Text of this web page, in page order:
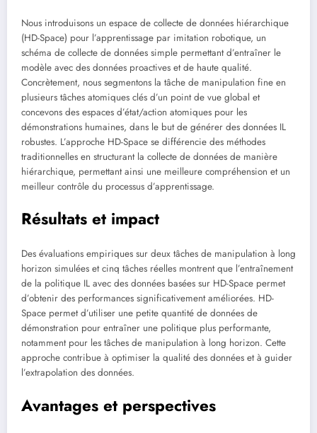
Nous introduisons un espace de collecte de données hiérarchique
(HD-Space) pour l’apprentissage par imitation robotique, un
schéma de collecte de données simple permettant d’entraîner le
modèle avec des données proactives et de haute qualité.
Concrètement, nous segmentons la tâche de manipulation fine en
plusieurs tâches atomiques clés d’un point de vue global et
concevons des espaces d’état/action atomiques pour les
démonstrations humaines, dans le but de générer des données IL
robustes. L’approche HD-Space se différencie des méthodes
traditionnelles en structurant la collecte de données de manière
hiérarchique, permettant ainsi une meilleure compréhension et un
meilleur contrôle du processus d’apprentissage.
Résultats et impact
Des évaluations empiriques sur deux tâches de manipulation à long
horizon simulées et cinq tâches réelles montrent que l’entraînement
de la politique IL avec des données basées sur HD-Space permet
d’obtenir des performances significativement améliorées. HD-
Space permet d’utiliser une petite quantité de données de
démonstration pour entraîner une politique plus performante,
notamment pour les tâches de manipulation à long horizon. Cette
approche contribue à optimiser la qualité des données et à guider
l’extrapolation des données.
Avantages et perspectives